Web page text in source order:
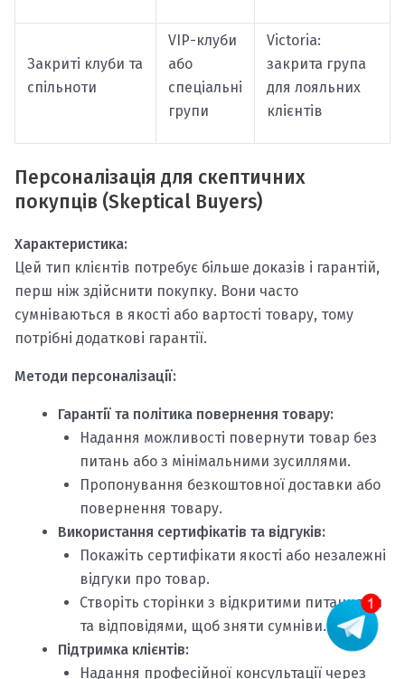
Закриті клуби та
спільноти
VIP-клуби
або
спеціальні
групи
Victoria:
закрита група
для лояльних
клієнтів
Персоналізація для скептичних
покупців (Skeptical Buyers)
Характеристика:
Цей тип клієнтів потребує більше доказів і гарантій,
перш ніж здійснити покупку. Вони часто
сумніваються в якості або вартості товару, тому
потрібні додаткові гарантії.
Методи персоналізації:
Гарантії та політика повернення товару:
Надання можливості повернути товар без
питань або з мінімальними зусиллями.
Пропонування безкоштовної доставки або
повернення товару.
Використання сертифікатів та відгуків:
Покажіть сертифікати якості або незалежні
відгуки про товар.
Створіть сторінки з відкритими питаннями
та відповідями, щоб зняти сумніви.
Підтримка клієнтів:
Надання професійної консультації через